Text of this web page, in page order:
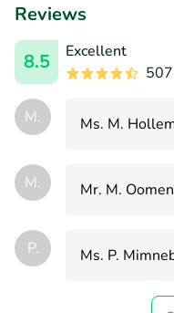
Reviews
8.5
Excellent
M. Ms. M.
M. Mr. M.
P. Ms. P.